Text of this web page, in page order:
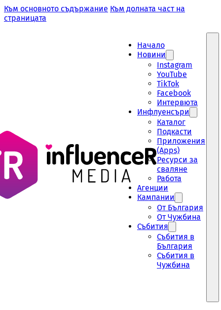
Към основното съдържание Към долната част на
страницата
Начало
Новини
Instagram
YouTube
TikTok
Facebook
Интервюта
Инфлуенсъри
Каталог
Подкасти
Приложения
(Apps)
Ресурси за
сваляне
Работа
Aгенции
Кампании
От България
От Чужбина
Събития
Събития в
България
Събития в
Чужбина